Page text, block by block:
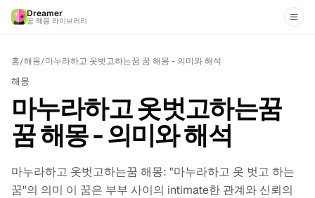
Dreamer
꿈 해몽 라이브러리
홈/해몽/마누라하고 옷벗고하는꿈 꿈 해몽 - 의미와 해석
해몽
마누라하고 옷벗고하는꿈
꿈 해몽 - 의미와 해석
마누라하고 옷벗고하는꿈 해몽: "마누라하고 옷 벗고 하는
꿈"의 의미 이 꿈은 부부 사이의 intimate한 관계와 신뢰의